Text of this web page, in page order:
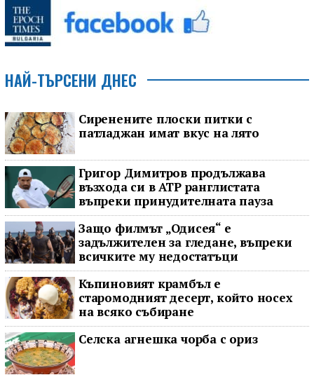
НАЙ-ТЪРСЕНИ ДНЕС
Сиренените плоски питки с
патладжан имат вкус на лято
Григор Димитров продължава
възхода си в ATP ранглистата
въпреки принудителната пауза
Защо филмът „Одисея“ е
задължителен за гледане, въпреки
всичките му недостатъци
Къпиновият крамбъл е
старомодният десерт, който носех
на всяко събиране
Селска агнешка чорба с ориз